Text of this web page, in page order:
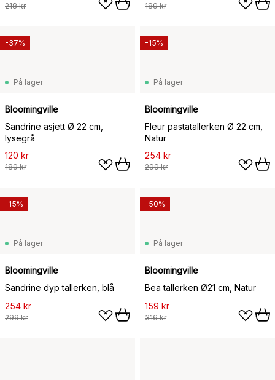
218 kr 189 kr
På lager
Bloomingville
Sandrine asjett Ø 22 cm,
lysegrå
120 kr
189 kr
-37%
På lager
Bloomingville
Fleur pastatallerken Ø 22 cm,
Natur
254 kr
299 kr
-15%
På lager
Bloomingville
Sandrine dyp tallerken, blå
254 kr
299 kr
-15%
På lager
Bloomingville
Bea tallerken Ø21 cm, Natur
159 kr
316 kr
-50%